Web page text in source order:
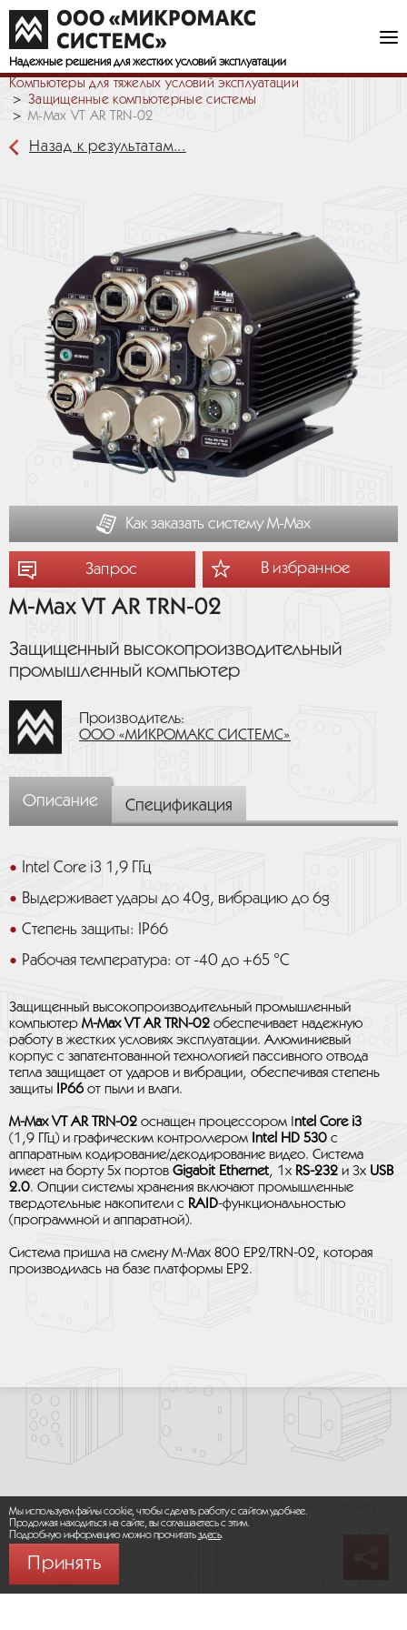
Надежные решения для жестких условий эксплуатации
Компьютеры для тяжелых условий эксплуатации
Защищенные компьютерные системы
M-Max VT AR TRN-02
Назад к результатам...
Как заказать систему М-Мах
Запрос В избранное
M-Max VT AR TRN-02
Защищенный высокопроизводительный
промышленный компьютер
Производитель:
ООО «МИКРОМАКС СИСТЕМС»
Описание Спецификация
Intel Core i3 1,9 ГГц
Выдерживает удары до 40g, вибрацию до 6g
Степень защиты: IP66
Рабочая температура: от -40 до +65 °C
Защищенный высокопроизводительный промышленный
компьютер M-Max VT AR TRN-02 обеспечивает надежную
работу в жестких условиях эксплуатации. Алюминиевый
корпус с запатентованной технологией пассивного отвода
тепла защищает от ударов и вибрации, обеспечивая степень
защиты
IP66от пыли и влаги.
M-Max VT AR TRN-02 оснащен процессором I ntel Core i3
(1,9 ГГц) и графическим контроллером Intel HD 530 с
аппаратным кодирование/декодирование видео. Система
имеет на борту 5x портов Gigabit Ethernet, 1x RS-232 и 3x USB
2.0. Опции системы хранения включают промышленные
твердотельные накопители с RAID-функциональностью
(программной и аппаратной).
Система пришла на смену M-Max 800 EP2/TRN-02, которая
производилась на базе платформы EP2.
Мы используем файлы cookie, чтобы сделать работу с сайтом удобнее.
Продолжая находиться на сайте, вы соглашаетесь с этим.
Подробную информацию можно прочитатьздесь.
Принять